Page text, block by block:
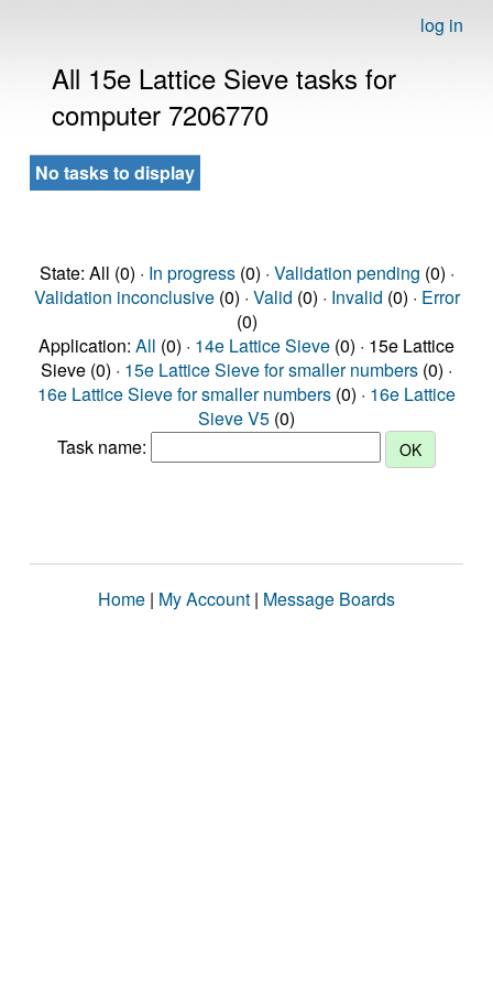
log in
All 15e Lattice Sieve tasks for
computer 7206770
No tasks to display
State: All (0) · In progress(0) · Validation pending (0) ·
Validation inconclusive(0) · Valid (0) · Invalid (0) · Error
(0)
Application: All (0) · 14e Lattice Sieve (0) · 15e Lattice
Sieve (0) · 15e Lattice Sieve for smaller numbers (0) ·
16e Lattice Sieve for smaller numbers (0) · 16e Lattice
Sieve V5 (0)
Task name:
Home | My Account | Message Boards